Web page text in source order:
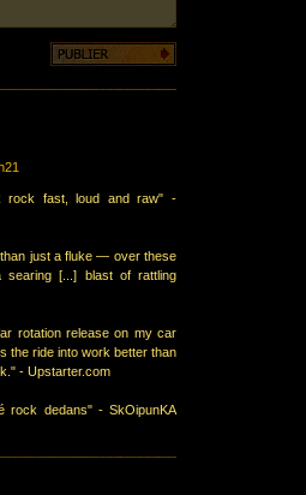
rock fast, loud and raw" -
just a fluke ― over these
[...] blast of rattling
rotation release on my car
the ride into work better than
- Upstarter.com
rock dedans" - SkOipunKA